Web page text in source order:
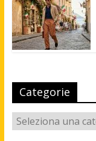
Categorie
Categorie